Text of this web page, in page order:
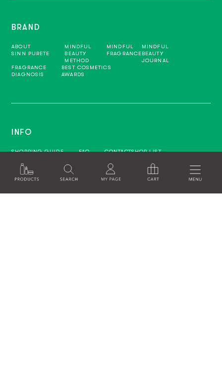
BRAND
ABOUT
SINN PURETE
MINDFUL
BEAUTY
METHOD
MINDFUL
FRAGRANCE
MINDFUL
BEAUTY
JOURNAL
FRAGRANCE
DIAGNOSIS
BEST COSMETICS
AWARDS
INFO
SHOPPING GUIDE FAQ CONTACTSHOP LIST